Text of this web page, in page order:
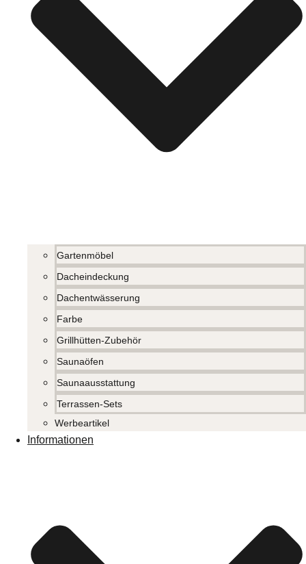
Gartenmöbel
Dacheindeckung
Dachentwässerung
Farbe
Grillhütten-Zubehör
Saunaöfen
Saunaausstattung
Terrassen-Sets
Werbeartikel
Informationen